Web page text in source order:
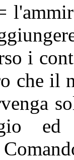
i
che il